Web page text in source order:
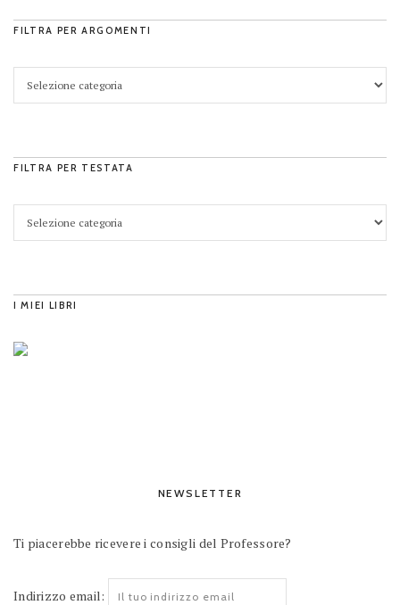
FILTRA PER ARGOMENTI
FILTRA PER TESTATA
I MIEI LIBRI
NEWSLETTER
Ti piacerebbe ricevere i consigli del Professore?
Indirizzo email: